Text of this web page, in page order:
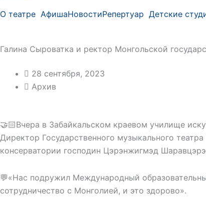
О театре АфишаНовостиРепертуар Детские
Галина Сыроватка и ректор Монгольской
28 сентября, 2023
Архив
🤝🏻Вчера в Забайкальском краевом училище
Директор Государственного музыкального
консерватории господин Цэрэнжигмэд
💬«Нас подружил Международный
сотрудничество с Монголией, и это здорово».